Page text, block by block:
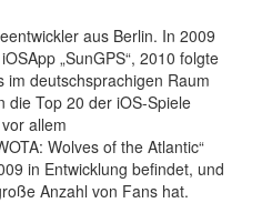
aus Berlin. In 2009
„SunGPS“, 2010 folgte
im deutschsprachigen Raum
die Top 20 der iOS-Spiele
allem
Wolves of the Atlantic“
in Entwicklung befindet, und
Anzahl von Fans hat.